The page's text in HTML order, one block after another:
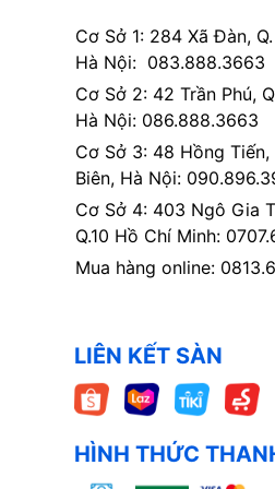
Cơ Sở 1: 284 Xã Đàn,
Hà Nội: 083.888.3663
Cơ Sở 2: 42 Trần Phú,
Hà Nội: 086.888.3663
Cơ Sở 3: 48 Hồng Tiến,
Biên, Hà Nội:
Cơ Sở 4: 403 Ngô Gia
Q.10 Hồ Chí Minh:
Mua hàng online:
LIÊN KẾT SÀN
HÌNH THỨC